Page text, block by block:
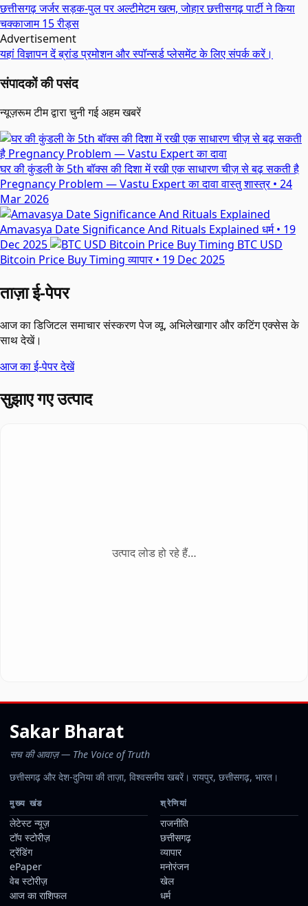
छत्तीसगढ़जर्जर सड़क-पुल पर अल्टीमेटम खत्म, जोहार छत्तीसगढ़ पार्टी ने किया
चक्काजाम 15 रीड्स
Advertisement
यहां विज्ञापन देंब्रांड प्रमोशन और स्पॉन्सर्ड प्लेसमेंट के लिए संपर्क करें।
संपादकों की पसंद
न्यूज़रूम टीम द्वारा चुनी गई अहम खबरें
घर की कुंडली के 5th बॉक्स की दिशा में रखी एक साधारण चीज़ से बढ़ सकती है
Pregnancy Problem — Vastu Expert का दावावास्तु शास्त्र • 24
Mar 2026
Amavasya Date Significance And Rituals Explained धर्म • 19
Dec 2025
BTC USD
Bitcoin Price Buy Timing व्यापार • 19 Dec 2025
ताज़ा ई-पेपर
आज का डिजिटल समाचार संस्करण पेज व्यू, अभिलेखागार और कटिंग एक्सेस के
साथ देखें।
आज का ई-पेपर देखें
सुझाए गए उत्पाद
उत्पाद लोड हो रहे हैं…
Sakar Bharat
सच की आवाज़ — The Voice of Truth
छत्तीसगढ़ और देश-दुनिया की ताज़ा, विश्वसनीय खबरें। रायपुर, छत्तीसगढ़, भारत।
मुख्य खंड
लेटेस्ट न्यूज़
टॉप स्टोरीज़
ट्रेंडिंग
ePaper
वेब स्टोरीज़
आज का राशिफल
श्रेणियां
राजनीति
छत्तीसगढ़
व्यापार
मनोरंजन
खेल
धर्म